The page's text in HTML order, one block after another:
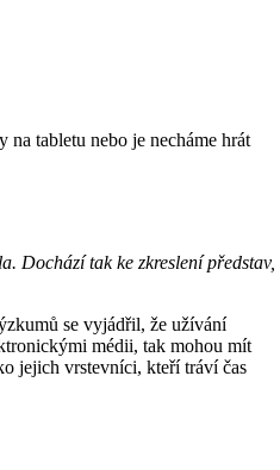
na tabletu nebo je necháme hrát
Dochází tak ke zkreslení představ,
se vyjádřil, že užívání
médii, tak mohou mít
jejich vrstevníci, kteří tráví čas